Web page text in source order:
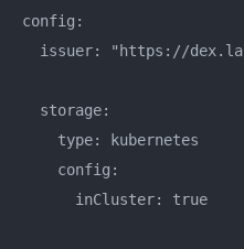
config:
issuer: "https://
  storage:
    type: kubernetes
    config:
      inCluster: true